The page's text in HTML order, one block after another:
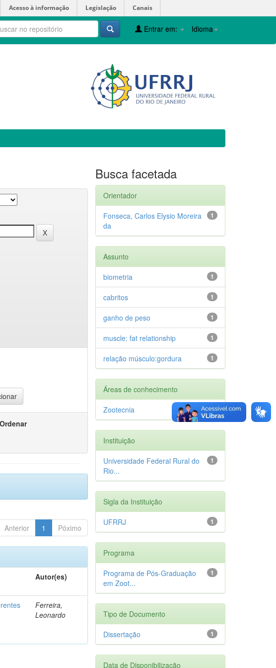
Acesso à informação Legislação Canais
Idioma
Entrar em:
Ordenar
Anterior 1 Póximo
Autor(es)
Ferreira,
Leonardo
Busca facetada
Orientador
1
Fonseca, Carlos Elysio Moreira
da
Assunto
1
biometria
1
cabritos
1
ganho de peso
1
muscle: fat relationship
1
relação músculo:gordura
Áreas de conhecimento
1
Zootecnia
Instituição
1
Universidade Federal Rural do
Rio...
Sigla da Instituição
1
UFRRJ
Programa
1
Programa de Pós-Graduação
em Zoot...
Tipo de Documento
1
Dissertação
Data de Disponibilização